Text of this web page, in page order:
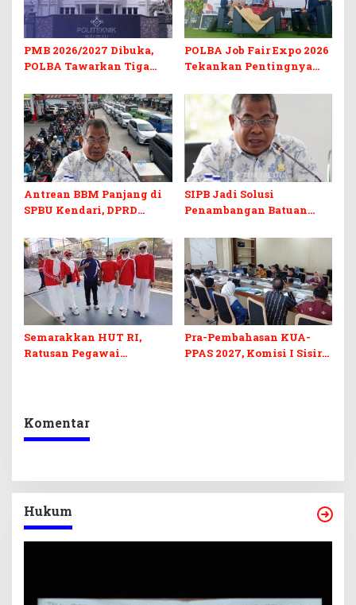
PMB 2026/2027 Dibuka,
POLBA Tawarkan Tiga
Kuliah Gratis
POLBA Job Fair Expo 2026
Tekankan Pentingnya
Digital
Antrean BBM Panjang di
SPBU Kendari, DPRD
Barcode Curang
SIPB Jadi Solusi
Penambangan Batuan
di Sultra
Semarakkan HUT RI,
Ratusan Pegawai
Pra-Pembahasan KUA-
PPAS 2027, Komisi I Sisir
Komentar
Hukum